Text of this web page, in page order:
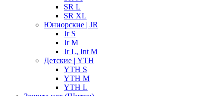
SR L
SR XL
Юниорские | JR
Jr S
Jr M
Jr L, Int M
Детские | YTH
YTH S
YTH M
YTH L